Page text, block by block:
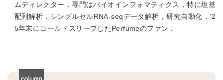
ムディレクター．専門はバイオインフォマティクス，特に塩基
配列解析，シングルセルRNA-seqデータ解析，研究自動化．’2
5年末にコールドスリープしたPerfumeのファン．